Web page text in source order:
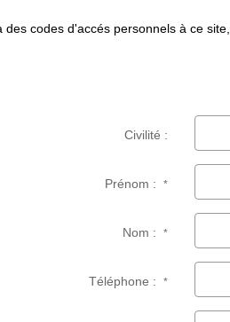
des codes d'accés personnels à ce
Civilité :
Prénom :*
Nom :*
Téléphone :*